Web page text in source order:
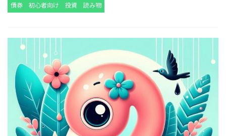
債券 初心者向け 投資 読み物